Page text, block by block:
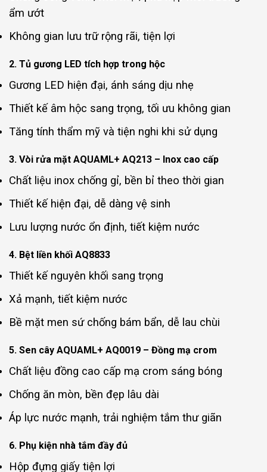
ẩm ướt
Không gian lưu trữ rộng rãi, tiện lợi
2. Tủ gương LED tích hợp trong hộc
Gương LED hiện đại, ánh sáng dịu nhẹ
Thiết kế âm hộc sang trọng, tối ưu không gian
Tăng tính thẩm mỹ và tiện nghi khi sử dụng
3. Vòi rửa mặt AQUAML+ AQ213 – Inox cao cấp
Chất liệu inox chống gỉ, bền bỉ theo thời gian
Thiết kế hiện đại, dễ dàng vệ sinh
Lưu lượng nước ổn định, tiết kiệm nước
4. Bệt liền khối AQ8833
Thiết kế nguyên khối sang trọng
Xả mạnh, tiết kiệm nước
Bề mặt men sứ chống bám bẩn, dễ lau chùi
5. Sen cây AQUAML+ AQ0019 – Đồng mạ crom
Chất liệu đồng cao cấp mạ crom sáng bóng
Chống ăn mòn, bền đẹp lâu dài
Áp lực nước mạnh, trải nghiệm tắm thư giãn
6. Phụ kiện nhà tắm đầy đủ
Hộp đựng giấy tiện lợi